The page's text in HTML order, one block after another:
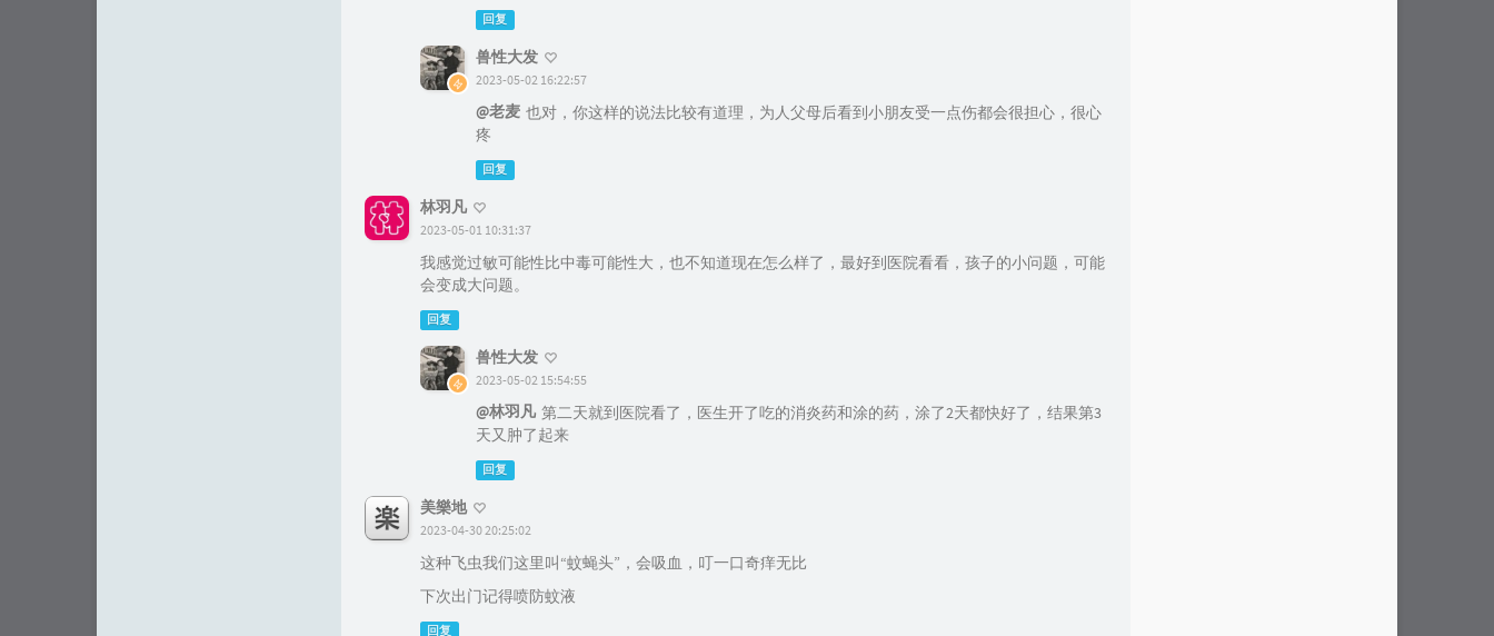
回复
兽性大发
2023-05-02 16:22:57
@老麦 也对，你这样的说法比较有道理，为人父母后看到小朋友受一点伤都会很担心，很心
疼
回复
林羽凡
2023-05-01 10:31:37
我感觉过敏可能性比中毒可能性大，也不知道现在怎么样了，最好到医院看看，孩子的小问题，可能
会变成大问题。
回复
兽性大发
2023-05-02 15:54:55
@林羽凡 第二天就到医院看了，医生开了吃的消炎药和涂的药，涂了2天都快好了，结果第3
天又肿了起来
回复
美樂地
2023-04-30 20:25:02
这种飞虫我们这里叫“蚊蝇头”，会吸血，叮一口奇痒无比
下次出门记得喷防蚊液
回复